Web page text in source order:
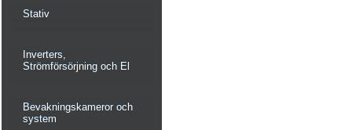
Stativ
Inverters,
Strömförsörjning och El
Bevakningskameror och
system